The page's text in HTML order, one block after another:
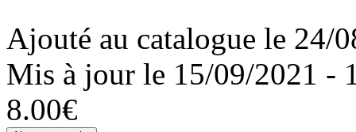
Ajouté au catalogue le 24/
Mis à jour le 15/09/2021 -
8.00€